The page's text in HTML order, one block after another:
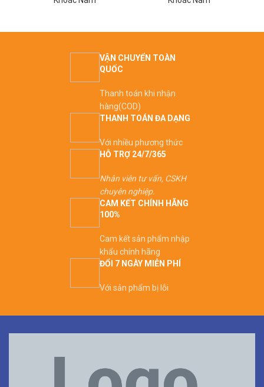
VẬN CHUYỂN TOÀN
QUỐC
Thanh toán khi nhận
hàng(COD)
THANH TOÁN ĐA DẠNG
Với nhiều phương thức
HỖ TRỢ 24/7/365
Nhân viên tư vấn, CSKH
chuyên nghiệp.
CAM KẾT CHÍNH HÃNG
100%
Cam kết sản phẩm nhập
khẩu chính hãng
ĐỔI 7 NGÀY MIỄN PHÍ
Với sản phẩm bị lỗi